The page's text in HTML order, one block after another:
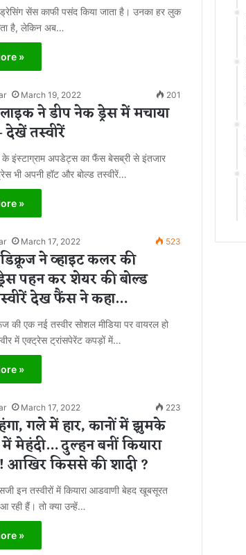
ड्रेसिंग सेंस काफी पसंद किया जाता है। उनका हर लुक
है, लेकिन अब…
»
March 19, 2022 201
ने डीप नेक ड्रेस में मचाया
तस्वीरें
के इंस्टाग्राम अपडेट्स का फैंस बेसब्री से इंतजार
भी अपनी हॉट और बोल्ड तस्वीरें…
»
March 17, 2022 523
ने व्हाइट कलर की
पहन कर शेयर की बोल्ड
देख फैंस ने कहा…
की एक नई तस्वीर सोशल मीडिया पर वायरल हो
में एक्ट्रेस ट्रांसपेरेंट कपड़ों में…
»
March 17, 2022 223
गले में हार, कानों में झुमके
मेहंदी… दुल्हन बनीं कियारा
आखिर किससे की शादी ?
इन तस्वीरों में कियारा आडवाणी बेहद खूबसूरत
हैं। तो क्या उन्हें…
»